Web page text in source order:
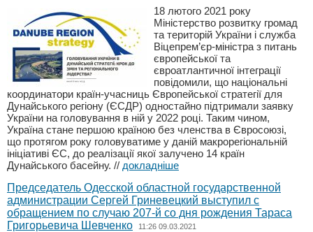
18 лютого 2021 року
Міністерство розвитку громад
та територій України і служба
Віцепрем’єр-міністра з питань
європейської та
євроатлантичної інтеграції
повідомили, що національні
координатори країн-учасниць Європейської стратегії для
Дунайського регіону (ЄСДР) одностайно підтримали заявку
України на головування в ній у 2022 році. Таким чином,
Україна стане першою країною без членства в Євросоюзі,
що протягом року головуватиме у даній макрорегіональній
ініціативі ЄС, до реалізації якої залучено 14 країн
Дунайського басейну. // докладніше
Председатель Одесской областной государственной
администрации Сергей Гриневецкий выступил с
обращением по случаю 207-й со дня рождения Тараса
Григорьевича Шевченко
11:26 09.03.2021